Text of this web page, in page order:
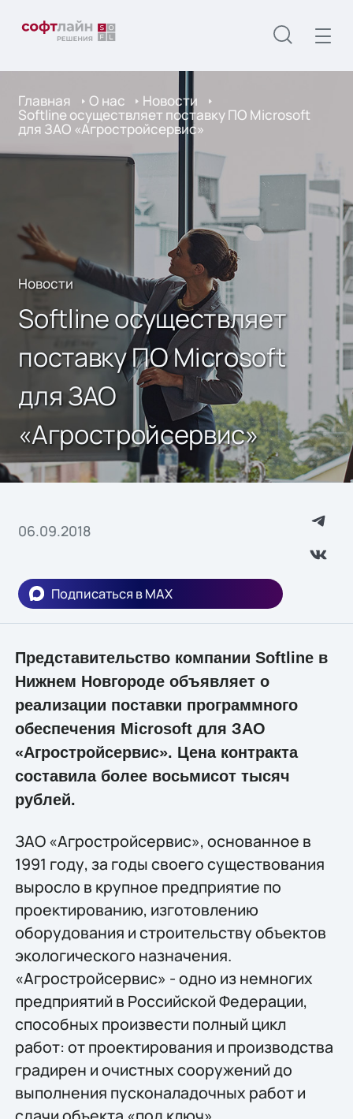
Главная О нас Новости
Softline осуществляет поставку ПО Microsoft
для ЗАО «Агростройсервис»
Новости
Softline осуществляет
поставку ПО Microsoft
для ЗАО
«Агростройсервис»
06.09.2018
Подписаться в MAX
Представительство компании Softline в
Нижнем Новгороде объявляет о
реализации поставки программного
обеспечения Microsoft для ЗАО
«Агростройсервис». Цена контракта
составила более восьмисот тысяч
рублей.
ЗАО «Агростройсервис», основанное в
1991 году, за годы своего существования
выросло в крупное предприятие по
проектированию, изготовлению
оборудования и строительству объектов
экологического назначения.
«Агростройсервис» - одно из немногих
предприятий в Российской Федерации,
способных произвести полный цикл
работ: от проектирования и производства
градирен и очистных сооружений до
выполнения пусконаладочных работ и